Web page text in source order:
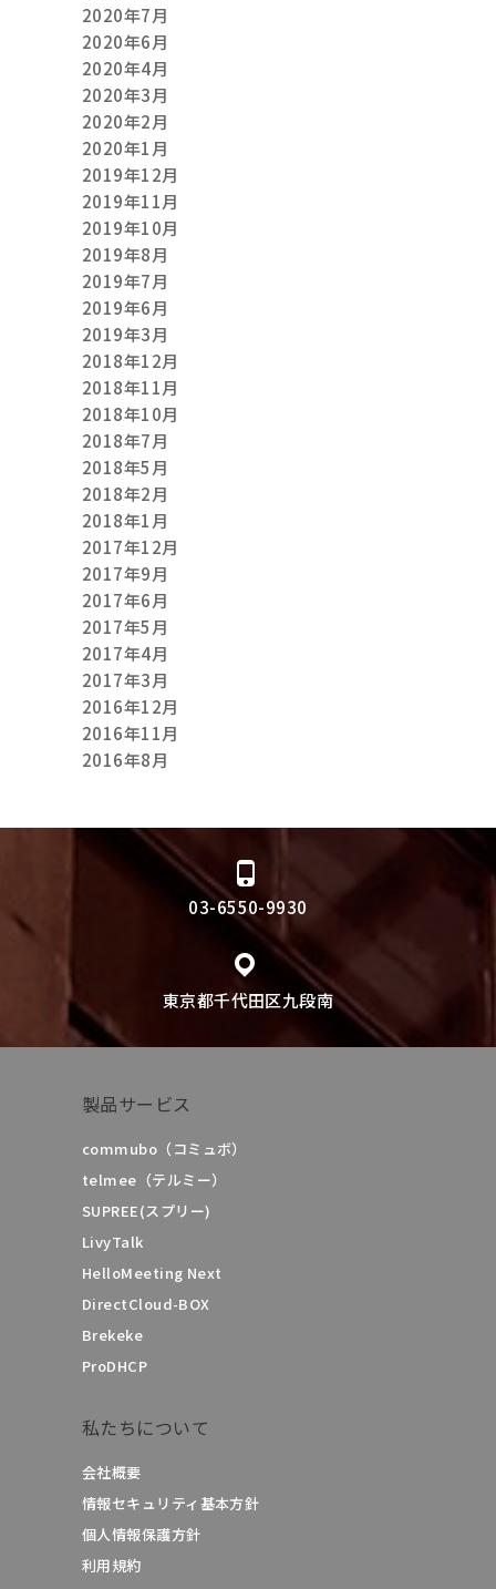
2020年7月
2020年6月
2020年4月
2020年3月
2020年2月
2020年1月
2019年12月
2019年11月
2019年10月
2019年8月
2019年7月
2019年6月
2019年3月
2018年12月
2018年11月
2018年10月
2018年7月
2018年5月
2018年2月
2018年1月
2017年12月
2017年9月
2017年6月
2017年5月
2017年4月
2017年3月
2016年12月
2016年11月
2016年8月
03-6550-9930
東京都千代田区九段南
製品サービス
commubo（コミュボ）
telmee（テルミー）
SUPREE(スプリー)
LivyTalk
HelloMeeting Next
DirectCloud-BOX
Brekeke
ProDHCP
私たちについて
会社概要
情報セキュリティ基本方針
個人情報保護方針
利用規約